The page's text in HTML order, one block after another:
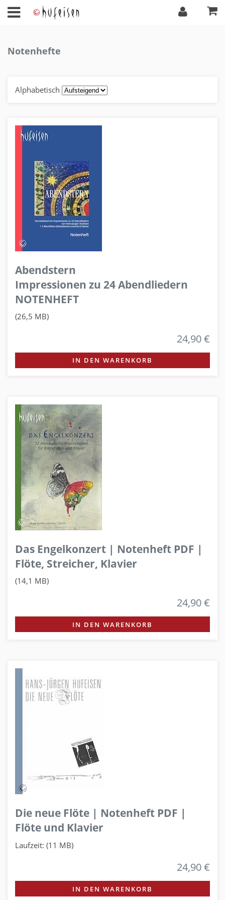
Notenhefte
Alphabetisch
Abendstern
Impressionen zu 24 Abendliedern
NOTENHEFT
(26,5 MB)
24,90 €
IN DEN WARENKORB
Das Engelkonzert | Notenheft PDF |
Flöte, Streicher, Klavier
(14,1 MB)
24,90 €
IN DEN WARENKORB
Die neue Flöte | Notenheft PDF |
Flöte und Klavier
Laufzeit: (11 MB)
24,90 €
IN DEN WARENKORB